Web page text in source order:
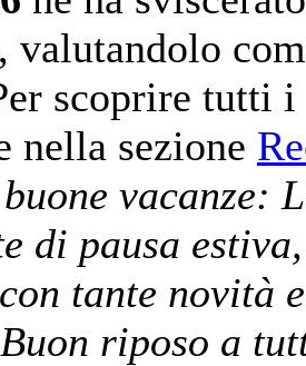
valutandolo
scoprire tutti
nella sezione
vacanze:
di pausa
tante novità
riposo a